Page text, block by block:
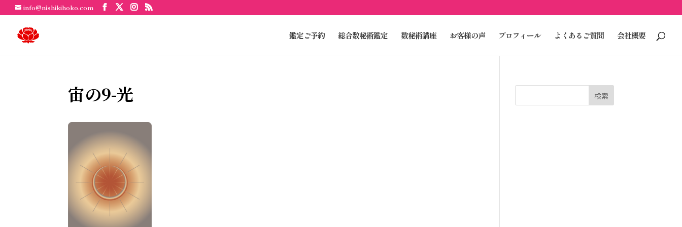
info@nishikihoko.com
鑑定ご予約 総合数秘術鑑定 数秘術講座 お客様の声 プロフィール よくあるご質問 会社概要
宙の9-光 検索